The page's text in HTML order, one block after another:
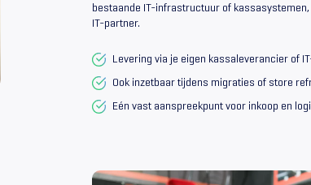
bestaande IT-infrastructuur of
IT-partner.
Levering via je eigen kassaleverancier of
Ook inzetbaar tijdens migraties of store
Eén vast aanspreekpunt voor inkoop en